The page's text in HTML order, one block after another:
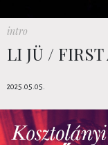
intro
LI JÜ /
2025.05.05.